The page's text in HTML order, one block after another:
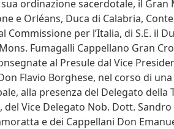
ordinazione sacerdotale, il Gran
e Orléans, Duca di Calabria,
per l’Italia, di S.E. il
Fumagalli Cappellano Gran
al Presule dal Vice
Flavio Borghese, nel corso di
alla presenza del Delegato della
del Vice Delegato Nob. Dott. Sandro
e dei Cappellani Don